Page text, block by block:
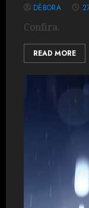
DÉBORA
Confira.
READ MORE